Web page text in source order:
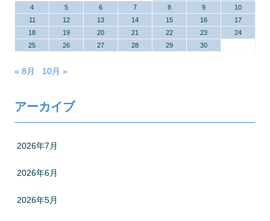
4
5 6 7 8 9
10
11
12 13 14 15 16
17
18
19 20 21 22 23
24
25
26 27 28 29 30
« 8月 10月 »
アーカイブ
2026年7月
2026年6月
2026年5月